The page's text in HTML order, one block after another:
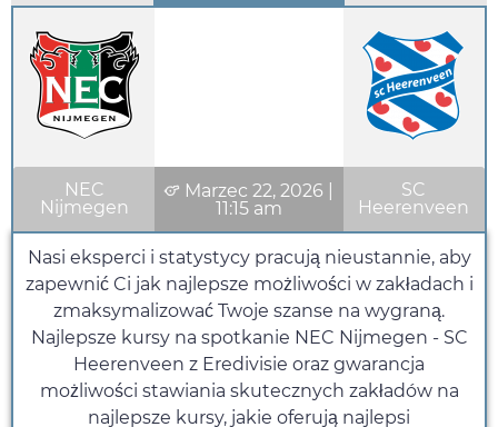
NEC
Nijmegen
Marzec 22, 2026
11:15 am
SC
Heerenveen
Nasi eksperci i statystycy pracują nieustannie, aby
zapewnić Ci jak najlepsze możliwości w zakładach i
zmaksymalizować Twoje szanse na wygraną.
Najlepsze kursy na spotkanie NEC Nijmegen - SC
Heerenveen z Eredivisie oraz gwarancja
możliwości stawiania skutecznych zakładów na
najlepsze kursy, jakie oferują najlepsi